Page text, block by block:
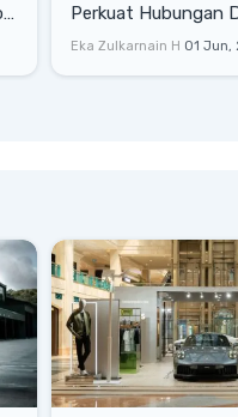
Perkuat Hubungan
Dengan Komunitas
Eka Zulkarnain H 01 Jun,